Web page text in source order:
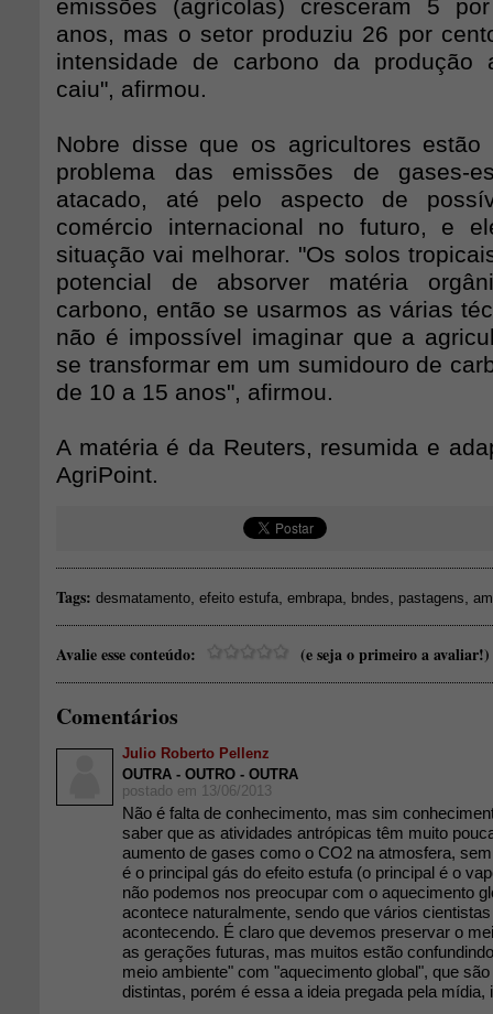
emissões (agrícolas) cresceram 5
anos, mas o setor produziu 26 por
intensidade de carbono da produção
caiu", afirmou.
Nobre disse que os agricultores
problema das emissões de gases-
atacado, até pelo aspecto de
comércio internacional no futuro, e
situação vai melhorar. "Os solos
potencial de absorver matéria
carbono, então se usarmos as várias
não é impossível imaginar que a
se transformar em um sumidouro de
de 10 a 15 anos", afirmou.
A matéria é da Reuters, resumida e
AgriPoint.
Tags: desmatamento efeito estufa embrapa bndes pastagens
Avalie esse conteúdo: (e seja o primeiro a avaliar!)
Comentários
Julio Roberto Pellenz
OUTRA - OUTRO - OUTRA
postado em 13/06/2013
Não é falta de conhecimento, mas sim
saber que as atividades antrópicas têm muito
aumento de gases como o CO2 na atmosfera,
é o principal gás do efeito estufa (o principal é o
não podemos nos preocupar com o aquecimento
acontece naturalmente, sendo que vários
acontecendo. É claro que devemos preservar o
as gerações futuras, mas muitos estão
meio ambiente" com "aquecimento global", que
distintas, porém é essa a ideia pregada pela mídia,